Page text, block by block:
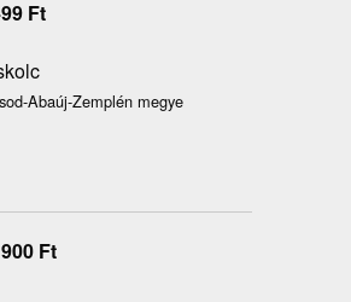
Ft
Abaúj-Zemplén megye
Ft